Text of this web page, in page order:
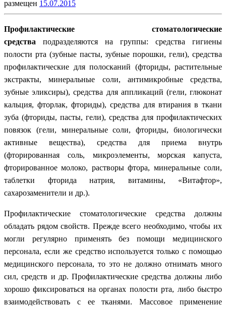
размещен 15.07.2015
Профилактические стоматологические
средства подразделяются на группы: средства гигиены
полости рта (зубные пасты, зубные порошки, гели), средства
профилактические для полосканий (фториды, растительные
экстракты, минеральные соли, антимикробные средства,
зубные эликсиры), средства для аппликаций (гели, глюконат
кальция, фторлак, фториды), средства для втирания в ткани
зуба (фториды, пасты, гели), средства для профилактических
повязок (гели, минеральные соли, фториды, биологически
активные вещества), средства для приема внутрь
(фторированная соль, микроэлементы, морская капуста,
фторированное молоко, растворы фтора, минеральные соли,
таблетки фторида натрия, витамины, «Витафтор»,
сахарозаменители и др.).
Профилактические стоматологические средства должны
обладать рядом свойств. Прежде всего необходимо, чтобы их
могли регулярно применять без помощи медицинского
персонала, если же средство используется только с помощью
медицинского персонала, то это не должно отнимать много
сил, средств и др. Профилактические средства должны либо
хорошо фиксироваться на органах полости рта, либо быстро
взаимодействовать с ее тканями. Массовое применение